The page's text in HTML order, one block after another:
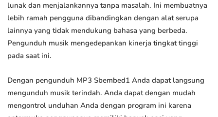
lunak dan menjalankannya tanpa masalah. Ini membuatnya
lebih ramah pengguna dibandingkan dengan alat serupa
lainnya yang tidak mendukung bahasa yang berbeda.
Pengunduh musik mengedepankan kinerja tingkat tinggi
pada saat ini.
Dengan pengunduh MP3 Sbembed1 Anda dapat langsung
mengunduh musik terindah. Anda dapat dengan mudah
mengontrol unduhan Anda dengan program ini karena